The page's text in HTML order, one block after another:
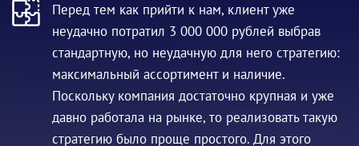
Перед тем как прийти к нам, клиент уже
неудачно потратил 3 000 000 рублей выбрав
стандартную, но неудачную для него стратегию:
максимальный ассортимент и наличие.
Поскольку компания достаточно крупная и уже
давно работала на рынке, то реализовать такую
стратегию было проще простого. Для этого